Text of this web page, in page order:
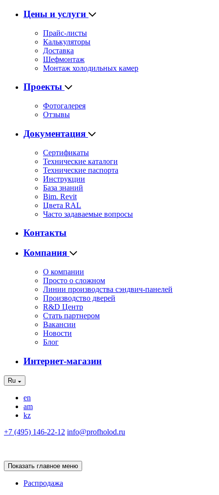
Цены и услуги
Прайс-листы
Калькуляторы
Доставка
Шефмонтаж
Монтаж холодильных камер
Проекты
Фотогалерея
Отзывы
Документация
Сертификаты
Технические каталоги
Технические паспорта
Инструкции
База знаний
Bim. Revit
Цвета RAL
Часто задаваемые вопросы
Контакты
Компания
О компании
Просто о сложном
Линии производства сэндвич-панелей
Производство дверей
R&D Центр
Стать партнером
Вакансии
Новости
Блог
Интернет-магазин
Ru
en
am
kz
+7 (495) 146-22-12 info@profholod.ru
Показать главное меню
Распродажа